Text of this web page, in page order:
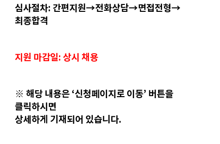
심사절차: 간편지원→전화상담→면접전형→
최종합격
지원 마감일: 상시 채용
※ 해당 내용은 ‘신청페이지로 이동’ 버튼을
클릭하시면
상세하게 기재되어 있습니다.